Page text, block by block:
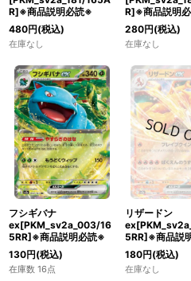
R]※商品説明必読※
480円(税込)
在庫なし
R]※商品説明
280円(税込)
在庫なし
フシギバナ
ex[PKM_sv2a_003/16
5RR]※商品説明必読※
130円(税込)
在庫数 16点
リザードン
5RR]※商品説
180円(税込)
在庫なし